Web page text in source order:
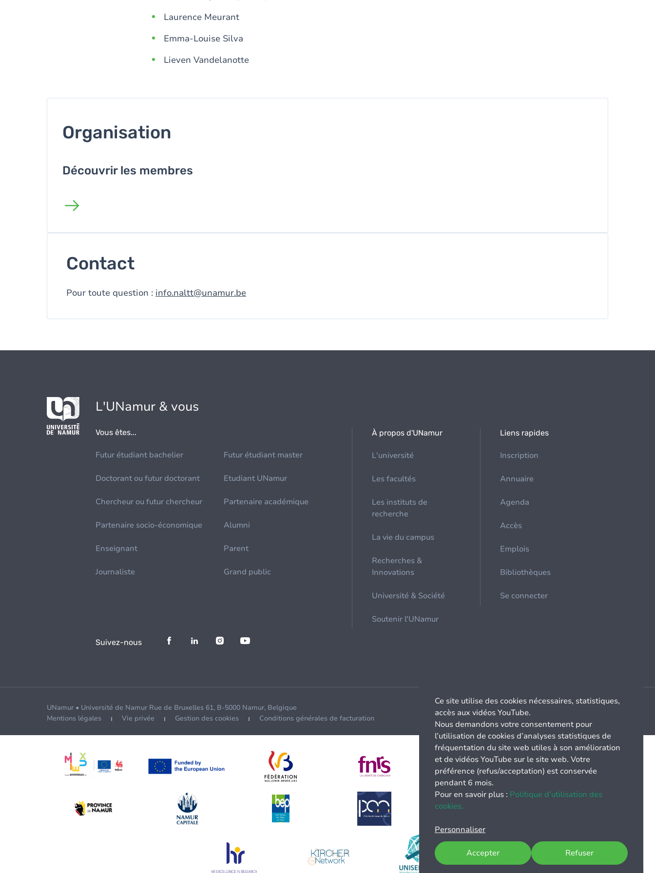
Laurence Meurant
Emma-Louise Silva
Lieven Vandelanotte
Organisation
Découvrir les membres
Contact
Pour toute question : info.naltt@unamur.be
L'UNamur & vous
Vous êtes...
Futur étudiant bachelier Futur étudiant master
Doctorant ou futur doctorant Etudiant UNamur
Chercheur ou futur chercheur Partenaire académique
Partenaire socio-économique Alumni
Enseignant Parent
Journaliste Grand public
À propos d'UNamur
L'université
Les facultés
Les instituts de
recherche
La vie du campus
Recherches &
Innovations
Université & Société
Soutenir l'UNamur
Liens rapides
Inscription
Annuaire
Agenda
Accès
Emplois
Bibliothèques
Se connecter
Suivez-nous
UNamur • Université de Namur Rue de Bruxelles 61, B-5000 Namur, Belgique
Mentions légales
Vie privée Gestion des cookies Conditions générales de facturation
Ce site utilise des cookies nécessaires, statistiques,
accès aux vidéos YouTube.
Nous demandons votre consentement pour
l’utilisation de cookies d’analyses statistiques de
fréquentation du site web utiles à son amélioration
et de vidéos YouTube sur le site web. Votre
préférence (refus/acceptation) est conservée
pendant 6 mois.
Pour en savoir plus : Politique d’utilisation des
cookies.
Personnaliser
Refuser
Accepter